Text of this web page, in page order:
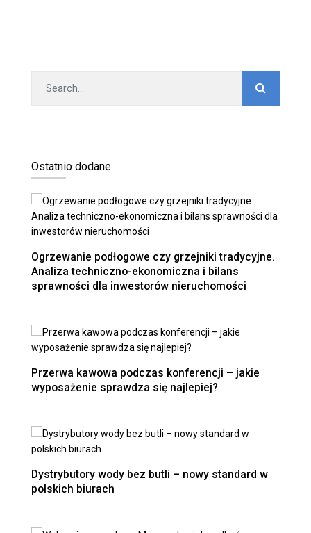
Ostatnio dodane
Ogrzewanie podłogowe czy grzejniki tradycyjne.
Analiza techniczno-ekonomiczna i bilans
sprawności dla inwestorów nieruchomości
Przerwa kawowa podczas konferencji – jakie
wyposażenie sprawdza się najlepiej?
Dystrybutory wody bez butli – nowy standard w
polskich biurach